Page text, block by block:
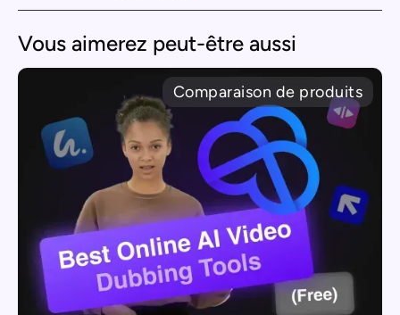
Vous aimerez peut-être aussi
Comparaison de produits